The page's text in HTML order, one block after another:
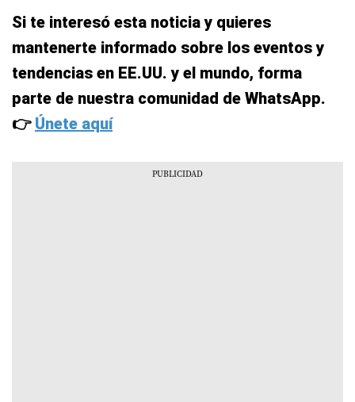
Si te interesó esta noticia y quieres
mantenerte informado sobre los eventos y
tendencias en EE.UU. y el mundo, forma
parte de nuestra comunidad de WhatsApp.
👉 Únete aquí